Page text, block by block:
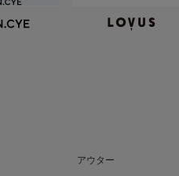
アウター